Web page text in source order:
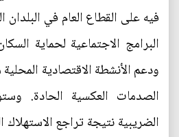
فيه على القطاع العام في البلدان
البرامج الاجتماعية لحماية
ودعم الأنشطة الاقتصادية
الصدمات العكسية الحادة.
الضريبية نتيجة تراجع الاستهلاك